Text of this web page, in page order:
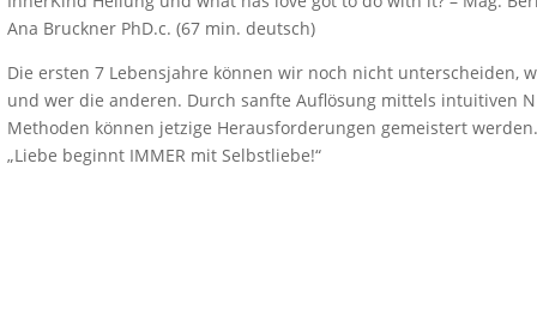
Ana Bruckner PhD.c. (67 min. deutsch)
Die ersten 7 Lebensjahre können wir noch nicht unterscheiden,
und wer die anderen. Durch sanfte Auflösung mittels intuitiven
Methoden können jetzige Herausforderungen gemeistert
„Liebe beginnt IMMER mit Selbstliebe!“